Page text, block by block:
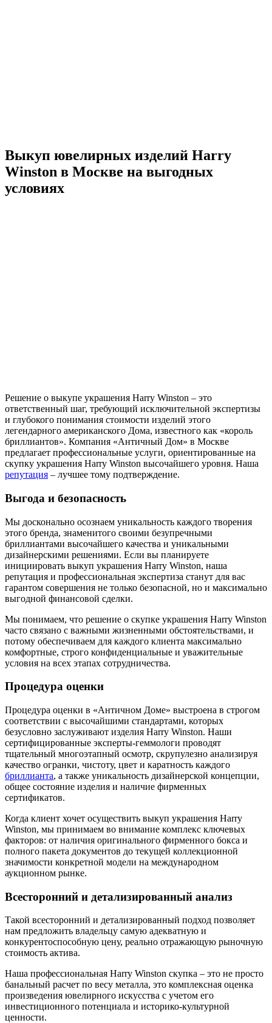
Выкуп ювелирных изделий Harry
Winston в Москве на выгодных
условиях
Решение о выкупе украшения Harry Winston – это
ответственный шаг, требующий исключительной экспертизы
и глубокого понимания стоимости изделий этого
легендарного американского Дома, известного как «король
бриллиантов». Компания «Античный Дом» в Москве
предлагает профессиональные услуги, ориентированные на
скупку украшения Harry Winston высочайшего уровня. Наша
репутация – лучшее тому подтверждение.
Выгода и безопасность
Мы досконально осознаем уникальность каждого творения
этого бренда, знаменитого своими безупречными
бриллиантами высочайшего качества и уникальными
дизайнерскими решениями. Если вы планируете
инициировать выкуп украшения Harry Winston, наша
репутация и профессиональная экспертиза станут для вас
гарантом совершения не только безопасной, но и максимально
выгодной финансовой сделки.
Мы понимаем, что решение о скупке украшения Harry Winston
часто связано с важными жизненными обстоятельствами, и
потому обеспечиваем для каждого клиента максимально
комфортные, строго конфиденциальные и уважительные
условия на всех этапах сотрудничества.
Процедура оценки
Процедура оценки в «Античном Доме» выстроена в строгом
соответствии с высочайшими стандартами, которых
безусловно заслуживают изделия Harry Winston. Наши
сертифицированные эксперты-геммологи проводят
тщательный многоэтапный осмотр, скрупулезно анализируя
качество огранки, чистоту, цвет и каратность каждого
бриллианта, а также уникальность дизайнерской концепции,
общее состояние изделия и наличие фирменных
сертификатов.
Когда клиент хочет осуществить выкуп украшения Harry
Winston, мы принимаем во внимание комплекс ключевых
факторов: от наличия оригинального фирменного бокса и
полного пакета документов до текущей коллекционной
значимости конкретной модели на международном
аукционном рынке.
Всесторонний и детализированный анализ
Такой всесторонний и детализированный подход позволяет
нам предложить владельцу самую адекватную и
конкурентоспособную цену, реально отражающую рыночную
стоимость актива.
Наша профессиональная Harry Winston скупка – это не просто
банальный расчет по весу металла, это комплексная оценка
произведения ювелирного искусства с учетом его
инвестиционного потенциала и историко-культурной
ценности.